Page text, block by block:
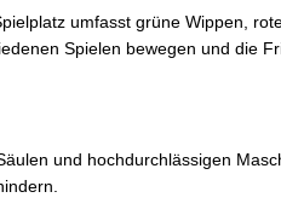
umfasst grüne Wippen,
Spielen bewegen und die
und hochdurchlässigen